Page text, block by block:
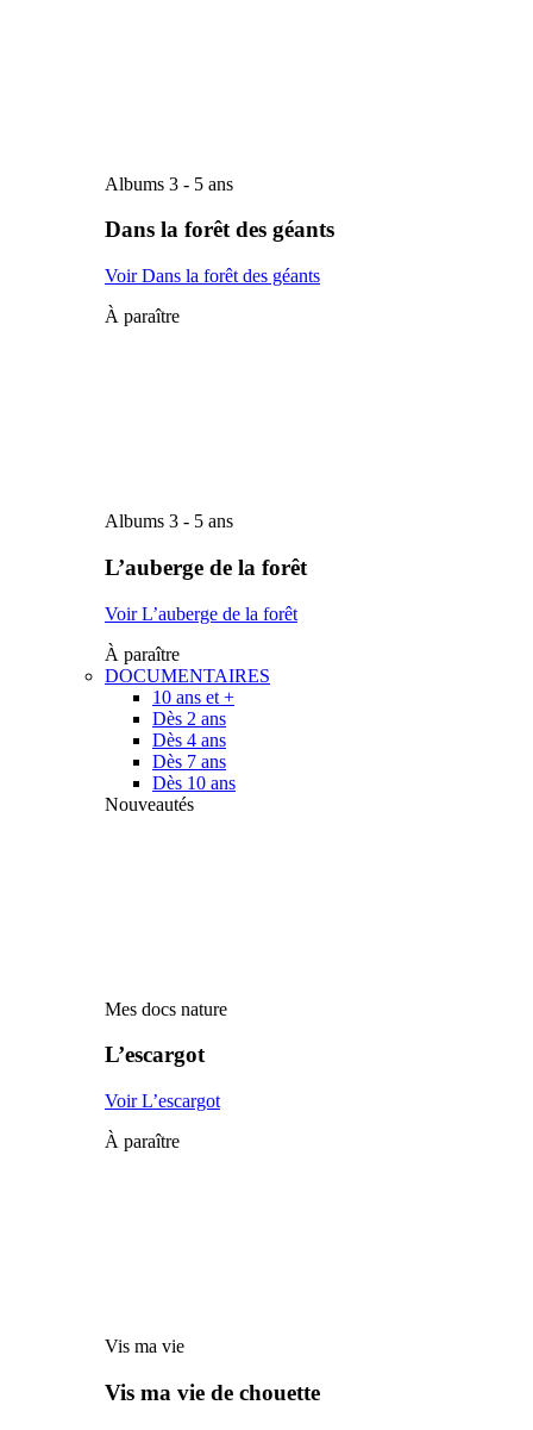
Albums 3 - 5 ans
Dans la forêt des géants
Voir Dans la forêt des géants
À paraître
Albums 3 - 5 ans
L’auberge de la forêt
Voir L’auberge de la forêt
À paraître
DOCUMENTAIRES
10 ans et +
Dès 2 ans
Dès 4 ans
Dès 7 ans
Dès 10 ans
Nouveautés
Mes docs nature
L’escargot
Voir L’escargot
À paraître
Vis ma vie
Vis ma vie de chouette